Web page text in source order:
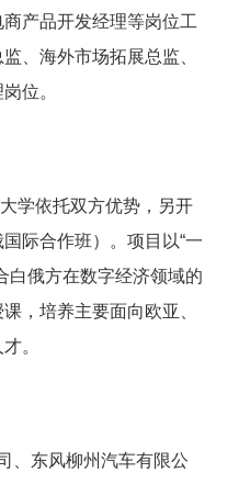
产品开发经理等岗位工
、海外市场拓展总监、
位。
学依托双方优势，另开
国际合作班）。项目以“一
白俄方在数字经济领域的
课，培养主要面向欧亚
。
东风柳州汽车有限公